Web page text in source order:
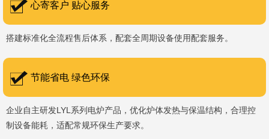
科技促生产，以质量创品牌，以品牌创市场的战略发展，实现科学化
国内外新老客户前来参观洽谈，让我们携手，合作共赢，共创新未
来！洛阳新安工厂视频洛阳高新工厂视频
心寄客户 贴心服务
搭建标准化全流程售后体系，配套全周期设备使用配套服务。
节能省电 绿色环保
企业自主研发LYL系列电炉产品，优化炉体发热与保温结构，合理控
制设备能耗，适配常规环保生产要求。